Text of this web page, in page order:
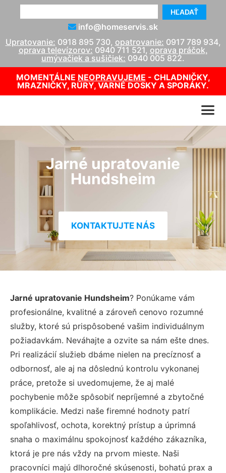
HĽADAŤ
info@homeservis.sk
Upratovanie: 0918 895 730, opatrovanie: 0917 789 934,
oprava televízorov: 0940 711 521, oprava práčok,
umývačiek a sušičiek: 0940 005 822.
MOMENTÁLNE NEOPRAVUJEME - CHLADNIČKY,
MRAZNIČKY, RÚRY, VARNÉ DOSKY A SPORÁKY.
Jarné upratovanie
Hundsheim
KONTAKTUJTE NÁS
Jarné upratovanie Hundsheim? Ponúkame vám
profesionálne, kvalitné a zároveň cenovo rozumné
služby, ktoré sú prispôsobené vašim individuálnym
požiadavkám. Neváhajte a ozvite sa nám ešte dnes.
Pri realizácií služieb dbáme nielen na precíznosť a
odbornosť, ale aj na dôslednú kontrolu vykonanej
práce, pretože si uvedomujeme, že aj malé
pochybenie môže spôsobiť nepríjemné a zbytočné
komplikácie. Medzi naše firemné hodnoty patrí
spoľahlivosť, ochota, korektný prístup a úprimná
snaha o maximálnu spokojnosť každého zákazníka,
ktorá je pre nás vždy na prvom mieste. Naši
pracovníci majú dlhoročné skúsenosti, bohatú prax a